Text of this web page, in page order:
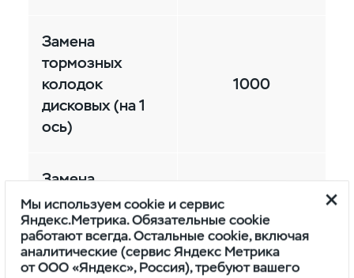
Замена
тормозных
колодок
дисковых (на 1
ось)
1000
Замена
тормозных
дисков
Прокачка
Мы используем cookie и сервис
Яндекс.Метрика. Обязательные cookie
работают всегда. Остальные cookie, включая
аналитические (сервис Яндекс Метрика
от ООО «Яндекс», Россия), требуют вашего